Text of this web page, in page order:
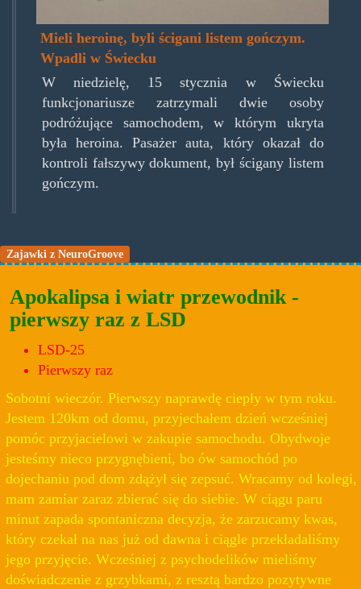
Mieli heroinę, byli ścigani listem gończym.
Wpadli w Świecku
W niedzielę, 15 stycznia w Świecku
funkcjonariusze zatrzymali dwie osoby
podróżujące samochodem, w którym ukryta
była heroina. Pasażer auta, który okazał do
kontroli fałszywy dokument, był ścigany listem
gończym.
Zajawki z NeuroGroove
Apokalipsa i wiatr przewodnik -
pierwszy raz z LSD
LSD-25
Pierwszy raz
Sobotni wieczór. Pierwszy naprawdę ciepły w tym roku.
Jestem 120km od domu, przyjechałem dzień wcześniej
pomóc przyjacielowi w zakupie samochodu. Obydwoje
jesteśmy nieco przygnębieni, bo ów samochód po
dojechaniu pod dom zdążył się zepsuć. Wracamy od kolegi,
mam zamiar zaraz zbierać się do siebie. W ciągu paru
minut zapada spontaniczna decyzja, że zarzucamy kwas,
który czekał na nas już od dawna i ciągle przekładaliśmy
jego przyjęcie. Wcześniej z psychodelików mieliśmy
doświadczenie z grzybkami, z resztą bardzo pozytywne